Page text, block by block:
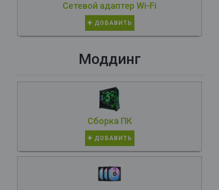
Сетевой адаптер Wi-Fi
ДОБАВИТЬ
Моддинг
Сборка ПК
ДОБАВИТЬ